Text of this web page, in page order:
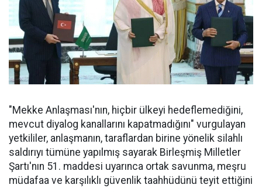
"Mekke Anlaşması'nın, hiçbir ülkeyi hedeflemediğini,
mevcut diyalog kanallarını kapatmadığını" vurgulayan
yetkililer, anlaşmanın, taraflardan birine yönelik silahlı
saldırıyı tümüne yapılmış sayarak Birleşmiş Milletler
Şartı'nın 51. maddesi uyarınca ortak savunma, meşru
müdafaa ve karşılıklı güvenlik taahhüdünü teyit ettiğini